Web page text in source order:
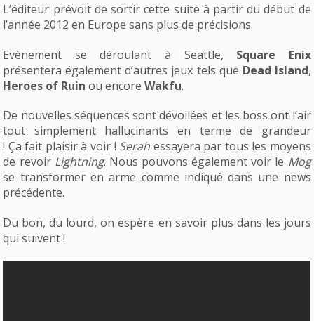
L’éditeur prévoit de sortir cette suite à partir du début de
l’année 2012 en Europe sans plus de précisions.
Evènement se déroulant à Seattle, Square Enix
présentera également d’autres jeux tels que Dead Island,
Heroes of Ruin ou encoreWakfu.
De nouvelles séquences sont dévoilées et les boss ont l’air
tout simplement hallucinants en terme de grandeur
! Ça fait plaisir à voir ! Serah essayera par tous les moyens
de revoir Lightning. Nous pouvons également voir le Mog
se transformer en arme comme indiqué dans une news
précédente.
Du bon, du lourd, on espère en savoir plus dans les jours
qui suivent !